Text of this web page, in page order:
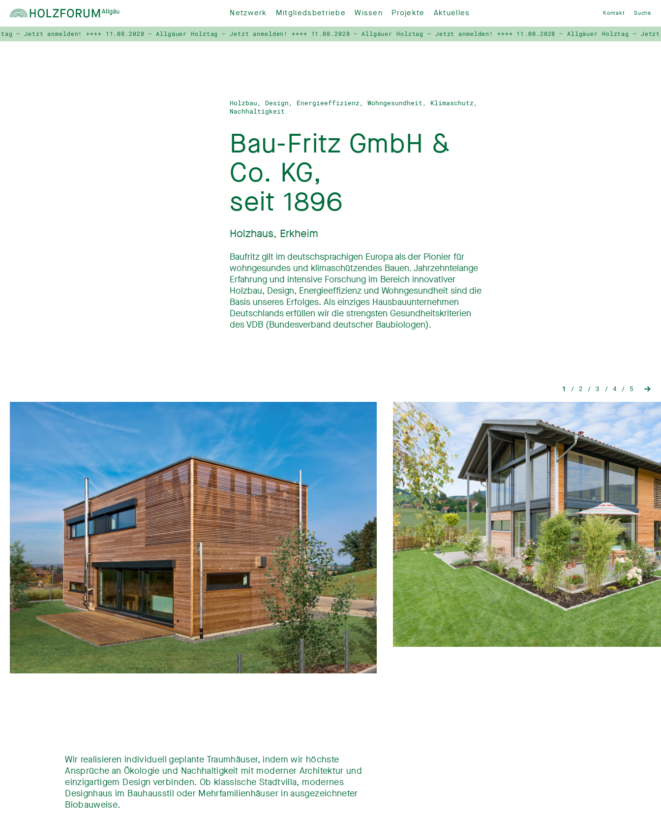
Netzwerk Mitgliedsbetriebe Wissen Projekte Aktuelles Kontakt Suche
++++11.08.2028 – Allgäuer Holztag – Jetzt anmelden! ++++11.08.2028 – Allgäuer Holztag – Jetzt anmelden! ++++11.08.2028 – Allgäuer Holztag – Jetzt anmelden!
Holzbau, Design, Energieeffizienz, Wohngesundheit, Klimaschutz,
Nachhaltigkeit
Bau-Fritz GmbH &
Co. KG,
seit 1896
Holzhaus, Erkheim
Baufritz gilt im deutschsprachigen Europa als der Pionier für
wohngesundes und klimaschützendes Bauen. Jahrzehntelange
Erfahrung und intensive Forschung im Bereich innovativer
Holzbau, Design, Energieeffizienz und Wohngesundheit sind die
Basis unseres Erfolges. Als einziges Hausbauunternehmen
Deutschlands erfüllen wir die strengsten Gesundheitskriterien
des VDB (Bundesverband deutscher Baubiologen).
1 2 3 4 5
Wir realisieren individuell geplante Traumhäuser, indem wir höchste
Ansprüche an Ökologie und Nachhaltigkeit mit moderner Architektur und
einzigartigem Design verbinden. Ob klassische Stadtvilla, modernes
Designhaus im Bauhausstil oder Mehrfamilienhäuser in ausgezeichneter
Biobauweise.